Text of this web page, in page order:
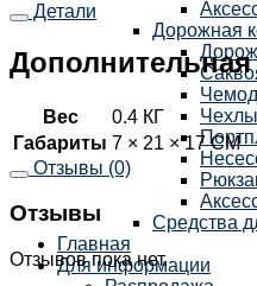
Дорожная
Средства
Главная
Для информации
Детали
Вес
0.4 КГ
Габариты 7 × 21 × 17 СМ
Отзывы (0)
Отзывы
Отзывов пока нет.